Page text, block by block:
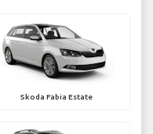
Skoda Fabia Estate